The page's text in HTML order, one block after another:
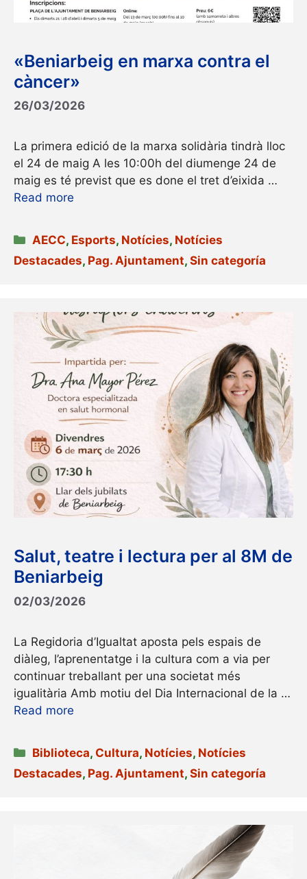
«Beniarbeig en marxa contra el
càncer»
26/03/2026
La primera edició de la marxa solidària tindrà lloc
el 24 de maig A les 10:00h del diumenge 24 de
maig es té previst que es done el tret d’eixida …
Read more
Categories
AECC, Esports, Notícies, Notícies
Destacades, Pag. Ajuntament, Sin categoría
Salut, teatre i lectura per al 8M de
Beniarbeig
02/03/2026
La Regidoria d’Igualtat aposta pels espais de
diàleg, l’aprenentatge i la cultura com a via per
continuar treballant per una societat més
igualitària Amb motiu del Dia Internacional de la …
Read more
Categories
Biblioteca,Cultura, Notícies, Notícies
Destacades, Pag. Ajuntament, Sin categoría